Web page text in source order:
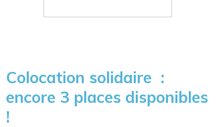
Colocation solidaire :
encore 3 places disponibles
!